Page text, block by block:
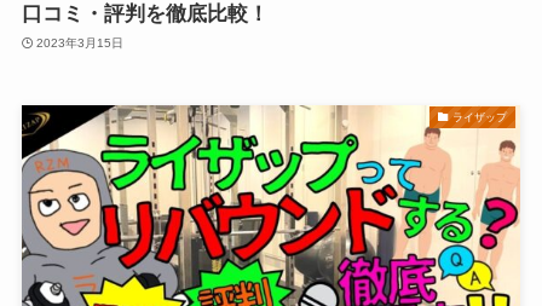
口コミ・評判を徹底比較！
2023年3月15日
ライザップ